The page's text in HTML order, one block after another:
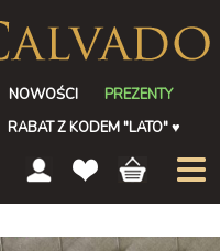
NOWOŚCI
PREZENTY
RABAT Z KODEM "LATO"♥